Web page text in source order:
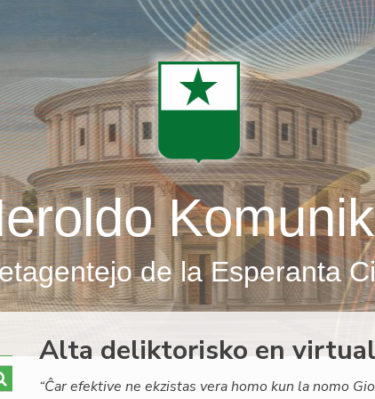
de la Esperanta
Alta deliktorisko en
“Ĉar efektive ne ekzistas vera homo kun la nomo